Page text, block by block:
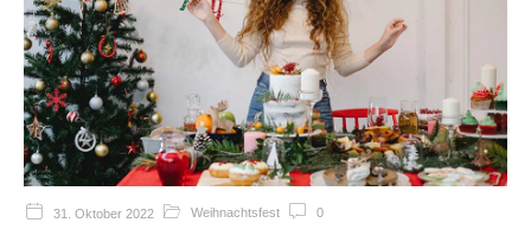
31. Oktober 2022 Weihnachtsfest 0